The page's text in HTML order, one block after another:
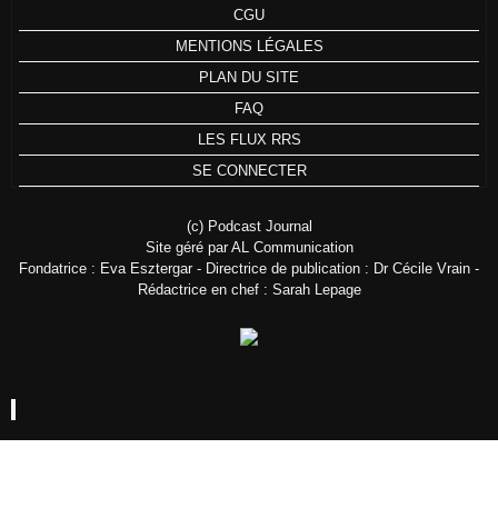
CGU
MENTIONS LÉGALES
PLAN DU SITE
FAQ
LES FLUX RRS
SE CONNECTER
(c) Podcast Journal
Site géré par AL Communication
Fondatrice : Eva Esztergar - Directrice de publication : Dr Cécile Vrain -
Rédactrice en chef : Sarah Lepage